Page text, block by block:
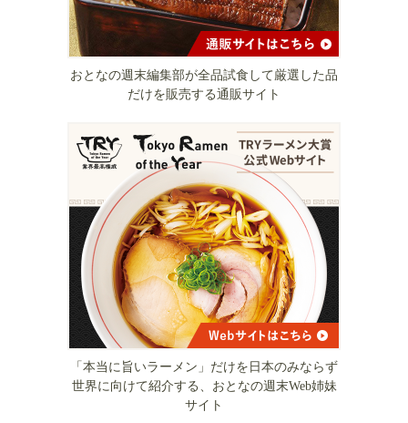
おとなの週末編集部が全品試食して厳選した品
だけを販売する通販サイト
「本当に旨いラーメン」だけを日本のみならず
世界に向けて紹介する、おとなの週末Web姉妹
サイト